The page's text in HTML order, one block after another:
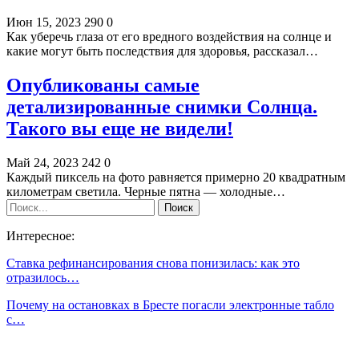
Июн 15, 2023 290 0
Как уберечь глаза от его вредного воздействия на солнце и
какие могут быть последствия для здоровья, рассказал…
Опубликованы самые
детализированные снимки Солнца.
Такого вы еще не видели!
Май 24, 2023 242 0
Каждый пиксель на фото равняется примерно 20 квадратным
километрам светила. Черные пятна — холодные…
Интересное:
Ставка рефинансирования снова понизилась: как это
отразилось…
Почему на остановках в Бресте погасли электронные табло
с…